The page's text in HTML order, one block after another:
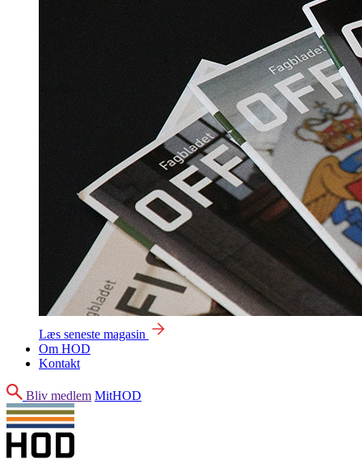
Læs seneste magasin
Om HOD
Kontakt
Søg
Bliv medlem MitHOD